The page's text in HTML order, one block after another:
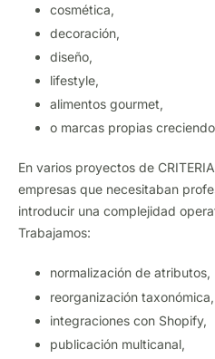
cosmética,
decoración,
diseño,
lifestyle,
alimentos gourmet,
o marcas propias
En varios proyectos de
empresas que necesitaban
introducir una complejidad
Trabajamos:
normalización de atributos,
reorganización taxonómica,
integraciones con Shopify,
publicación multicanal,